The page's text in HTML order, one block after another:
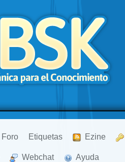
Foro Etiquetas Ezine
Webchat Ayuda